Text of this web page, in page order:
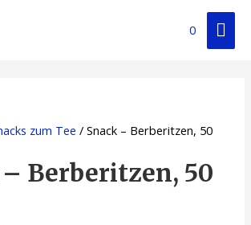
0
zum Tee / Snack – Berberitzen, 50
Berberitzen, 50